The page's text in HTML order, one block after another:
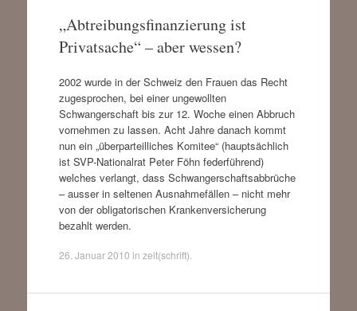
„Abtreibungsfinanzierung ist
Privatsache“ – aber wessen?
2002 wurde in der Schweiz den Frauen das Recht
zugesprochen, bei einer ungewollten
Schwangerschaft bis zur 12. Woche einen Abbruch
vornehmen zu lassen. Acht Jahre danach kommt
nun ein „überparteilliches Komitee“ (hauptsächlich
ist SVP-Nationalrat Peter Föhn federführend)
welches verlangt, dass Schwangerschaftsabbrüche
– ausser in seltenen Ausnahmefällen – nicht mehr
von der obligatorischen Krankenversicherung
bezahlt werden.
26. Januar 2010 in zeit(schrift)